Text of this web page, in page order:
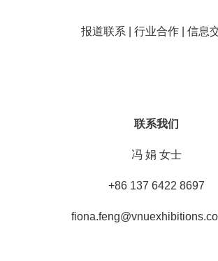
报道联系 | 行业合作 | 信息
联系我们
冯 娟 女士
+86 137 6422 8697